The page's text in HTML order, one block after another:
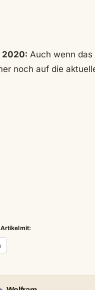
2020: Auch wenn
noch auf die
Artikel mit: